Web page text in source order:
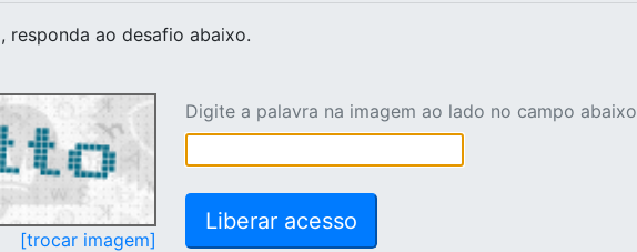
, responda ao desafio abaixo.
[trocar imagem]
Digite a palavra na imagem ao lado no campo abaixo